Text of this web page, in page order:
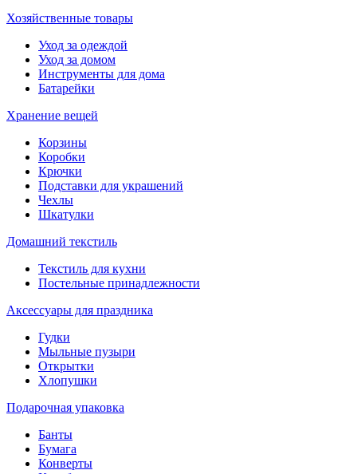
Хозяйственные товары
Уход за одеждой
Уход за домом
Инструменты для дома
Батарейки
Хранение вещей
Корзины
Коробки
Крючки
Подставки для украшений
Чехлы
Шкатулки
Домашний текстиль
Текстиль для кухни
Постельные принадлежности
Аксессуары для праздника
Гудки
Мыльные пузыри
Открытки
Хлопушки
Подарочная упаковка
Банты
Бумага
Конверты